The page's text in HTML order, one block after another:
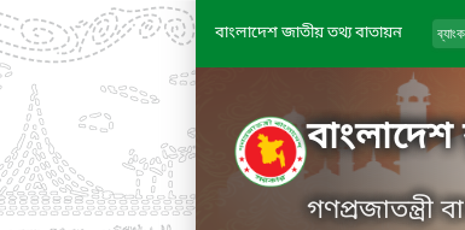
বাংলাদেশ জাতীয় তথ্য বাতায়ন
গণপ্রজাতন্ত্রী